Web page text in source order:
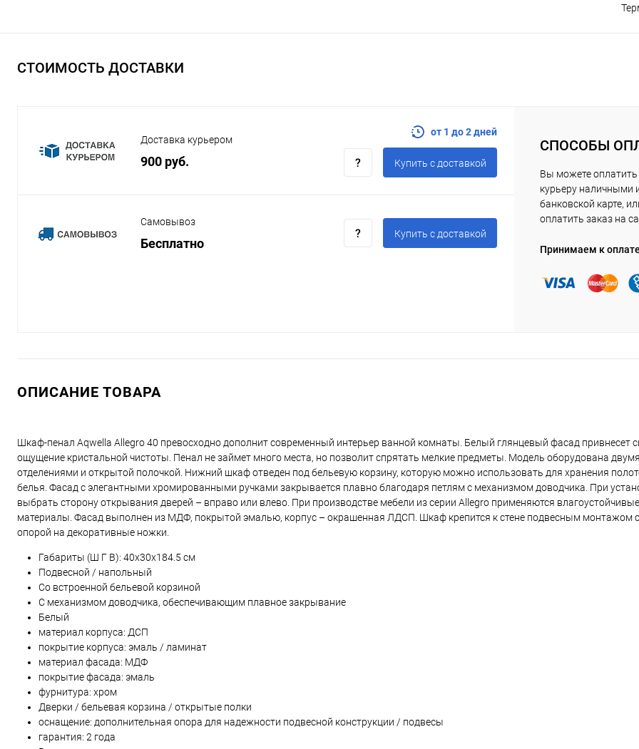
СТОИМОСТЬ ДОСТАВКИ
Доставка курьером
900 руб.
от 1 до 2 дней
Купить c доставкой
Самовывоз
Бесплатно
Купить c доставкой
СПОСОБЫ
Вы можете оплатить
курьеру наличными
банковской карте,
оплатить заказ на
Принимаем к
ОПИСАНИЕ ТОВАРА
Шкаф-пенал Aqwella Allegro 40 превосходно дополнит современный интерьер ванной комнаты. Белый глянцевый фасад привнесет
ощущение кристальной чистоты. Пенал не займет много места, но позволит спрятать мелкие предметы. Модель оборудована
отделениями и открытой полочкой. Нижний шкаф отведен под бельевую корзину, которую можно использовать для хранения
белья. Фасад с элегантными хромированными ручками закрывается плавно благодаря петлям с механизмом доводчика. При
выбрать сторону открывания дверей – вправо или влево. При производстве мебели из серии Allegro применяются
материалы. Фасад выполнен из МДФ, покрытой эмалью, корпус – окрашенная ЛДСП. Шкаф крепится к стене подвесным монтажом
опорой на декоративные ножки.
Габариты (Ш Г В): 40x30x184.5 см
Подвесной / напольный
Со встроенной бельевой корзиной
С механизмом доводчика, обеспечивающим плавное закрывание
Белый
материал корпуса: ДСП
покрытие корпуса: эмаль / ламинат
материал фасада: МДФ
покрытие фасада: эмаль
фурнитура: хром
Дверки / бельевая корзина / открытые полки
оснащение: дополнительная опора для надежности подвесной конструкции / подвесы
гарантия: 2 года